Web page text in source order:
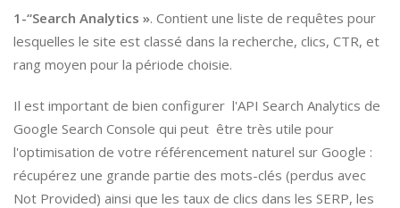
1-“Search Analytics ». Contient une liste de requêtes pour
lesquelles le site est classé dans la recherche, clics, CTR, et
rang moyen pour la période choisie.
Il est important de bien configurer l'API Search Analytics de
Google Search Console qui peut être très utile pour
l'optimisation de votre référencement naturel sur Google :
récupérez une grande partie des mots-clés (perdus avec
Not Provided) ainsi que les taux de clics dans les SERP, les